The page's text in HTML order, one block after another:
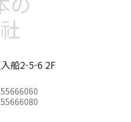
船2-5-6 2F